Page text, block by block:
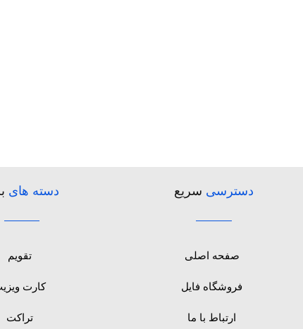
دسترسی سریع
صفحه اصلی
فروشگاه فایل
ارتباط با ما
دسته های
تقویم
کارت
تراکت